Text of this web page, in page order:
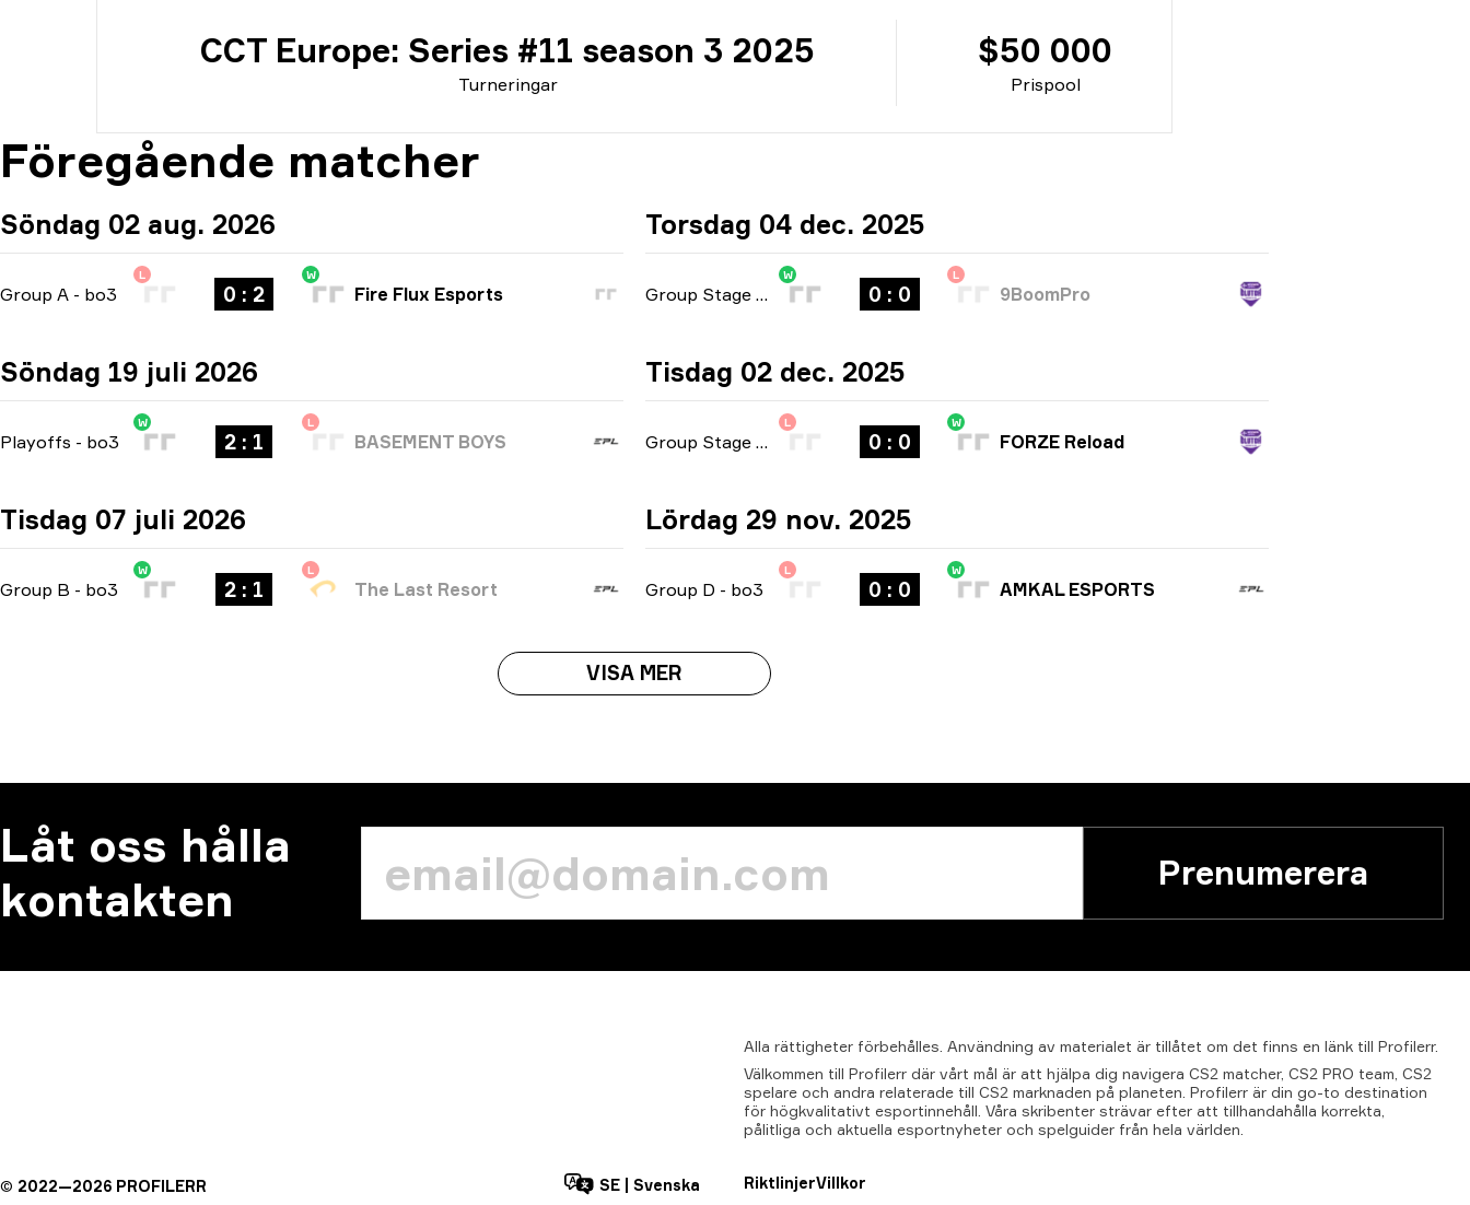
Turneringar
CCT Europe: Series #11 season 3 2025
Prispool
$50 000
Föregående matcher
Söndag 02 aug. 2026
Group A - bo3
L
0 : 2
W
Fire Flux Esports
Söndag 19 juli 2026
Playoffs - bo3
W
2 : 1
L
BASEMENT BOYS
Tisdag 07 juli 2026
Group B - bo3
W
2 : 1
L
The Last Resort
Torsdag 04 dec. 2025
Group Stage bo3
W
0 : 0
L
9BoomPro
Tisdag 02 dec. 2025
Group Stage
L
0 : 0
W
FORZE Reload
Lördag 29 nov. 2025
Group D - bo3
L
0 : 0
W
AMKAL ESPORTS
VISA MER
Låt oss hålla
kontakten
Prenumerera
Alla rättigheter förbehålles. Användning av materialet är tillåtet om det finns en länk till Profilerr.
Välkommen till Profilerr där vårt mål är att hjälpa dig navigera CS2 matcher, CS2 PRO team, CS2
spelare och andra relaterade till CS2 marknaden på planeten. Profilerr är din go-to destination
för högkvalitativt esportinnehåll. Våra skribenter strävar efter att tillhandahålla korrekta,
pålitliga och aktuella esportnyheter och spelguider från hela världen.
RiktlinjerVillkor
© 2022—2026 PROFILERR SE Svenska